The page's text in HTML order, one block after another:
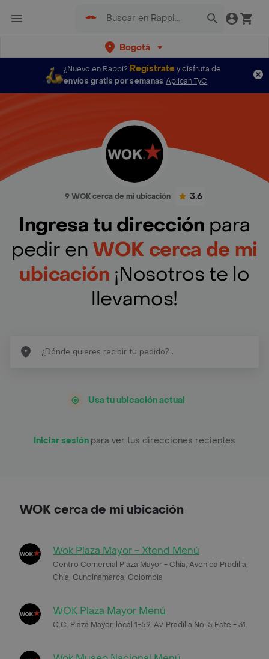
Bogotá
¿Nuevo en Rappi? Regístratey disfruta de
envíos gratis por semanas Aplican TyC
9 WOK cerca de mi ubicación 3.6
Ingresa tu dirección para
pedir en WOK cerca de mi
ubicación ¡Nosotros te lo
llevamos!
Usa tu ubicación actual
Iniciar sesión para ver tus direcciones recientes
WOK cerca de mi ubicación
Wok Plaza Mayor - Xtend Menú
Centro Comercial Plaza Mayor - Chía, Avenida Pradilla,
Chía, Cundinamarca, Colombia
WOK Plaza Mayor Menú
C.C. Plaza Mayor, local 1-59. Av. Pradilla No. 5 Este - 31.